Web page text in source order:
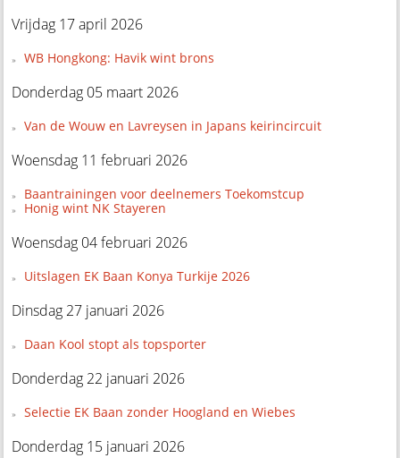
Vrijdag 17 april 2026
WB Hongkong: Havik wint brons
Donderdag 05 maart 2026
Van de Wouw en Lavreysen in Japans keirincircuit
Woensdag 11 februari 2026
Baantrainingen voor deelnemers Toekomstcup
Honig wint NK Stayeren
Woensdag 04 februari 2026
Uitslagen EK Baan Konya Turkije 2026
Dinsdag 27 januari 2026
Daan Kool stopt als topsporter
Donderdag 22 januari 2026
Selectie EK Baan zonder Hoogland en Wiebes
Donderdag 15 januari 2026